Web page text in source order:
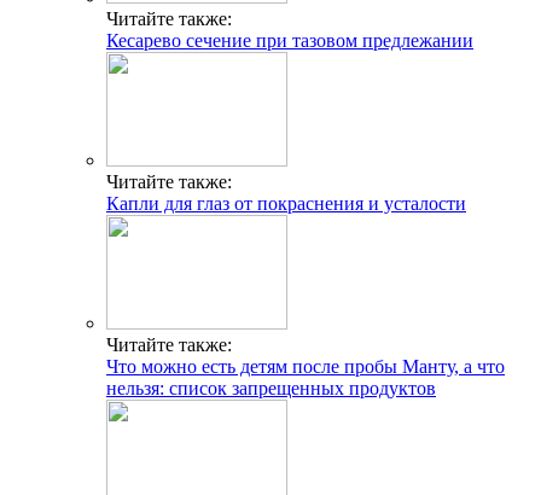
Читайте также:
Кесарево сечение при тазовом предлежании
Читайте также:
Капли для глаз от покраснения и усталости
Читайте также:
Что можно есть детям после пробы Манту, а что
нельзя: список запрещенных продуктов